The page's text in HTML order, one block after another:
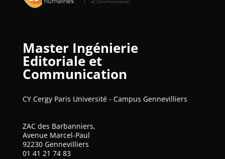
Master Ingénierie
Editoriale et
Communication
CY Cergy Paris Université - Campus Gennevilliers
ZAC des Barbanniers,
Avenue Marcel-Paul
92230 Gennevilliers
01 41 21 74 83